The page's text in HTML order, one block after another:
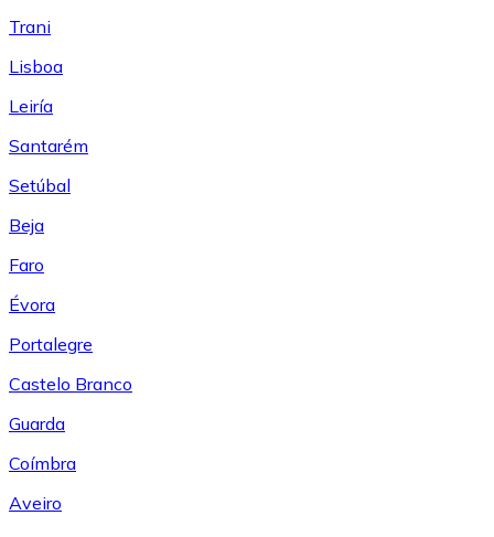
Trani
Lisboa
Leiría
Santarém
Setúbal
Beja
Faro
Évora
Portalegre
Castelo Branco
Guarda
Coímbra
Aveiro